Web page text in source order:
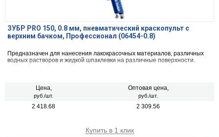
ЗУБР PRO 150, 0.8 мм, пневматический краскопульт с
верхним бачком, Профессионал (06454-0.8)
Предназначен для нанесения лакокрасочных материалов, различных
водных растворов и жидкой шпаклевки на различные поверхности.
Цена,
руб./шт.
Оптовая цена,
руб./шт.
2 418.68 2 309.56
Купить в 1 клик